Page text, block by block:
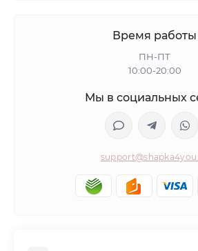
Время работы
ПН-ПТ
10:00-20:00
Мы в социальных